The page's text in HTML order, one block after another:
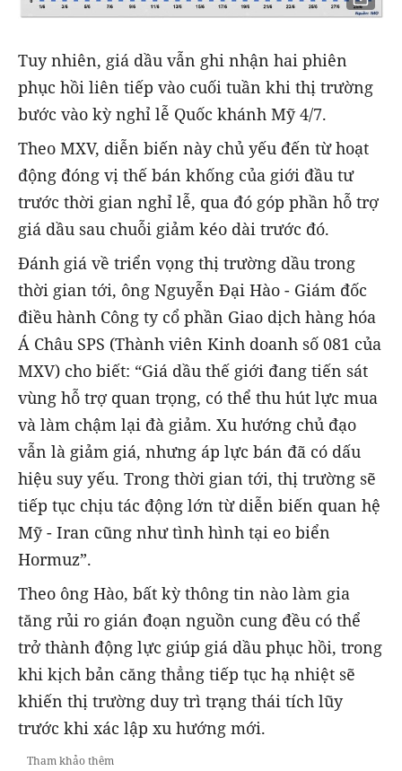
Tuy nhiên, giá dầu vẫn ghi nhận hai phiên
phục hồi liên tiếp vào cuối tuần khi thị trường
bước vào kỳ nghỉ lễ Quốc khánh Mỹ 4/7.
Theo MXV, diễn biến này chủ yếu đến từ hoạt
động đóng vị thế bán khống của giới đầu tư
trước thời gian nghỉ lễ, qua đó góp phần hỗ trợ
giá dầu sau chuỗi giảm kéo dài trước đó.
Đánh giá về triển vọng thị trường dầu trong
thời gian tới, ông Nguyễn Đại Hào - Giám đốc
điều hành Công ty cổ phần Giao dịch hàng hóa
Á Châu SPS (Thành viên Kinh doanh số 081 của
MXV) cho biết: “Giá dầu thế giới đang tiến sát
vùng hỗ trợ quan trọng, có thể thu hút lực mua
và làm chậm lại đà giảm. Xu hướng chủ đạo
vẫn là giảm giá, nhưng áp lực bán đã có dấu
hiệu suy yếu. Trong thời gian tới, thị trường sẽ
tiếp tục chịu tác động lớn từ diễn biến quan hệ
Mỹ - Iran cũng như tình hình tại eo biển
Hormuz”.
Theo ông Hào, bất kỳ thông tin nào làm gia
tăng rủi ro gián đoạn nguồn cung đều có thể
trở thành động lực giúp giá dầu phục hồi, trong
khi kịch bản căng thẳng tiếp tục hạ nhiệt sẽ
khiến thị trường duy trì trạng thái tích lũy
trước khi xác lập xu hướng mới.
Tham khảo thêm